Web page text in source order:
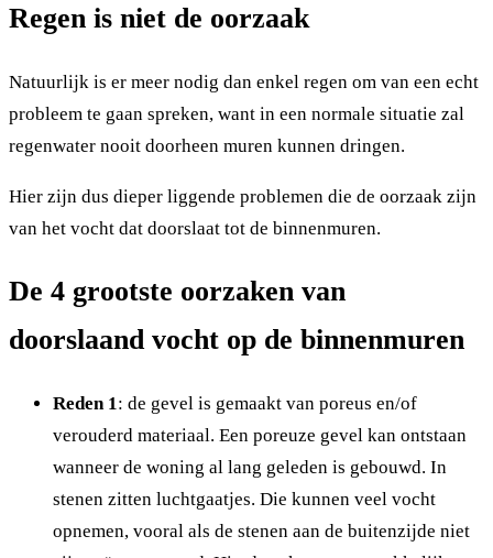
Regen is niet de oorzaak
Natuurlijk is er meer nodig dan enkel regen om van een echt
probleem te gaan spreken, want in een normale situatie zal
regenwater nooit doorheen muren kunnen dringen.
Hier zijn dus dieper liggende problemen die de oorzaak zijn
van het vocht dat doorslaat tot de binnenmuren.
De 4 grootste oorzaken van
doorslaand vocht op de binnenmuren
Reden 1: de gevel is gemaakt van poreus en/of
verouderd materiaal. Een poreuze gevel kan ontstaan
wanneer de woning al lang geleden is gebouwd. In
stenen zitten luchtgaatjes. Die kunnen veel vocht
opnemen, vooral als de stenen aan de buitenzijde niet